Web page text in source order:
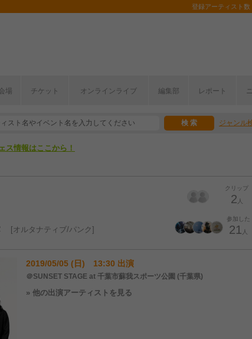
登録アーティスト
場 チケット オンラインライブ 編集部 レポート
ジャンル
】2026年上半期編発表！
ス情報はここから！
クリップ
2 人
参加した
21 人
オルタナティブ/パンク
2019/05/05 (日) 13:30 出演
＠SUNSET STAGE at 千葉市蘇我スポーツ公園 (千葉県)
» 他の出演アーティストを見る